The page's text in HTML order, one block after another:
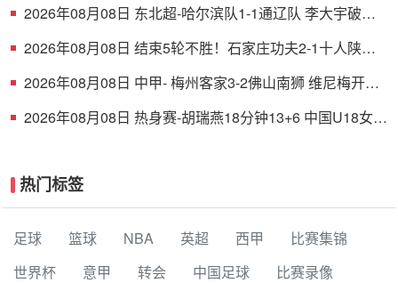
2026年08月08日 东北超-哈尔滨队1-1通辽队 李大宇破门
2026年08月08日 结束5轮不胜！石家庄功夫2-1十人陕西
2026年08月08日 中甲- 梅州客家3-2佛山南狮 维尼梅开二
2026年08月08日 热身赛-胡瑞燕18分钟13+6 中国U18女篮
热门标签
足球 篮球 NBA 英超 西甲
比赛集锦
世界杯
意甲 转会 中国足球
比赛录像